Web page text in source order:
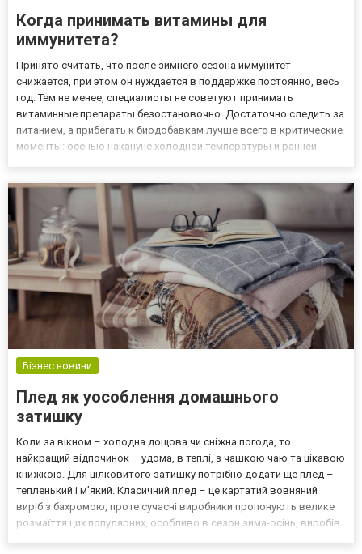
Когда принимать витамины для
иммунитета?
Принято считать, что после зимнего сезона иммунитет
снижается, при этом он нуждается в поддержке постоянно, весь
год. Тем не менее, специалисты не советуют принимать
витаминные препараты безостановочно. Достаточно следить за
питанием, а прибегать к биодобавкам лучше всего в критические
моменты: осенью накануне холодной температуры и ранней
предстоящими стресс...
Бізнес новини
Плед як уособлення домашнього
затишку
Коли за вікном – холодна дощова чи сніжна погода, то
найкращий відпочинок – удома, в теплі, з чашкою чаю та цікавою
книжкою. Для цілковитого затишку потрібно додати ще плед –
тепленький і м’який. Класичний плед – це картатий вовняний
виріб з бахромою, проте сучасні виробники пропонують велике
розмаїття цих популярних, особливо в сезон зима-осінь, виробів.